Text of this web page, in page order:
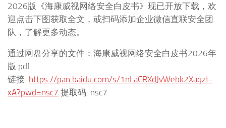
2026版《海康威视网络安全白皮书》现已开放下载，欢
迎点击下图获取全文，或扫码添加企业微信直联安全团
队，了解更多动态。
通过网盘分享的文件：海康威视网络安全白皮书2026年
版.pdf
链接: https://pan.baidu.com/s/1nLaCRXdJvWebk2Xaqzt-
xA?pwd=nsc7 提取码: nsc7